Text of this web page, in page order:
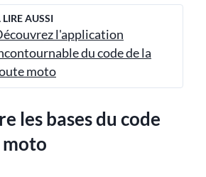
LIRE AUSSI
l'application
du code de la
moto
les bases du code